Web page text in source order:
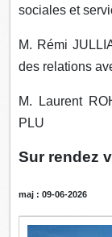
sociales et
M. Rémi
des relations
M. Laurent
PLU
Sur rendez
maj : 09-06-2026